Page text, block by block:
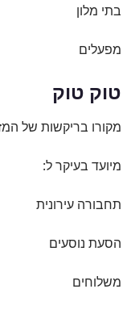
בתי מלון
מפעלים
טוק טוק
מקורו בריקשות של
מיועד בעיקר ל:
תחבורה עירונית
הסעת נוסעים
משלוחים